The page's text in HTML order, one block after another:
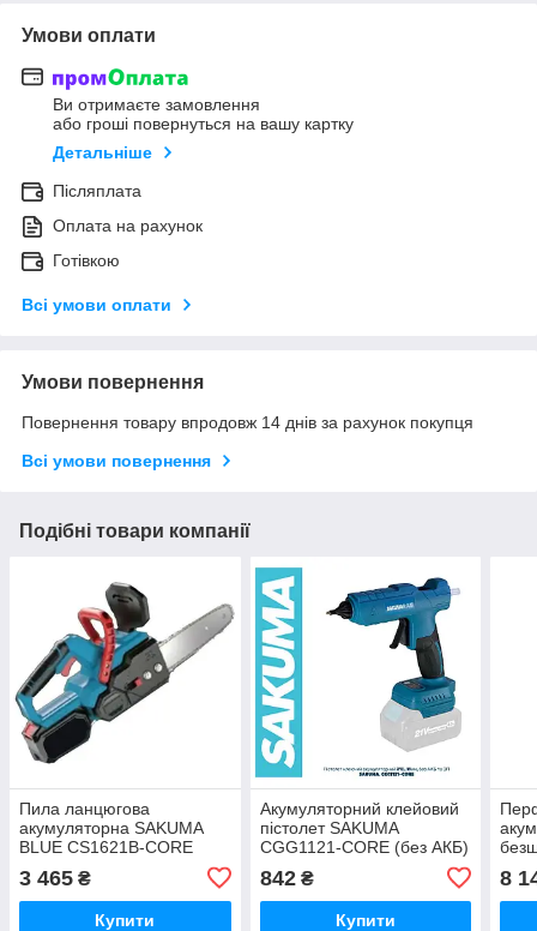
Умови оплати
Ви отримаєте замовлення
або гроші повернуться на вашу картку
Детальніше
Післяплата
Оплата на рахунок
Готівкою
Всі умови оплати
Умови повернення
Повернення товару впродовж 14 днів за рахунок покупця
Всі умови повернення
Подібні товари компанії
Пила ланцюгова
акумуляторна SAKUMA
BLUE CS1621B-CORE
(21В, 400 мм зарядне та 2
батареї 4Ач)
3 465 ₴
Купити
Акумуляторний клейовий
пістолет SAKUMA
CGG1121-CORE (без АКБ)
842₴
Купити
8